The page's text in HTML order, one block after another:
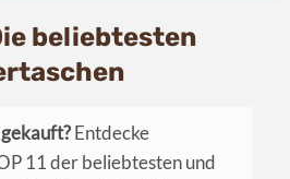
beliebtesten
Entdecke
11 der beliebtesten und